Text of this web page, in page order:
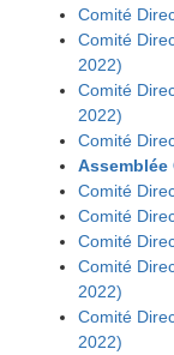
Comité
Comité
2022)
Comité
2022)
Comité
Assemblée
Comité
Comité
Comité
Comité
2022)
Comité
2022)